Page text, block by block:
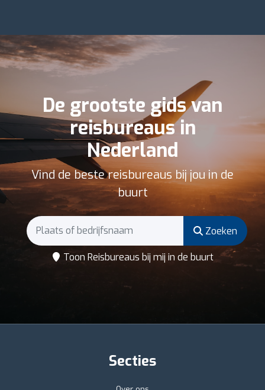
De grootste gids van
reisbureaus in
Nederland
Vind de beste reisbureaus bij jou in de
buurt
Zoeken
Toon Reisbureaus bij mij in de buurt
Secties